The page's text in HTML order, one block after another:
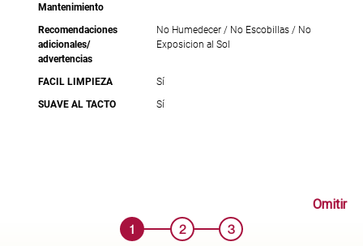
Mantenimiento
Recomendaciones
adicionales/
advertencias
No Humedecer / No Escobillas / No
Exposicion al Sol
FACIL LIMPIEZA
Sí
SUAVE AL TACTO
Sí